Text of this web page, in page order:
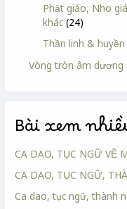
Phật giáo, Nho
khác (24)
Thần linh &
Vòng tròn âm dương
Bài xem
CA DAO, TỤC NGỮ VỀ
CA DAO, TỤC NGỮ,
Ca dao, tục ngữ, thành